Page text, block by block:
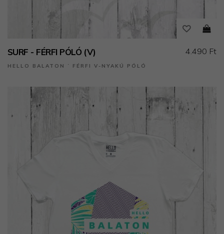
SURF - FÉRFI PÓLÓ (V)
HELLO BALATON ˙ FÉRFI V-NYAKÚ PÓLÓ
4.490 Ft